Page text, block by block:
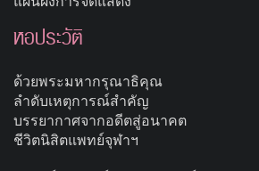
หอประวัติ
ด้วยพระมหากรุณาธิคุณ
ลำดับเหตุการณ์สำคัญ
บรรยากาศจากอดีตสู่อนาคต
ชีวิตนิสิตแพทย์จุฬาฯ